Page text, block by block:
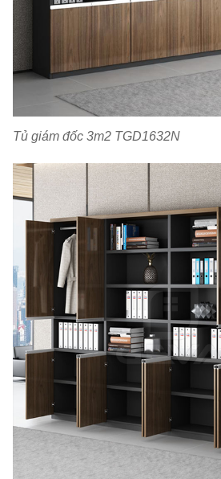
Tủ giám đốc 3m2 TGD1632N